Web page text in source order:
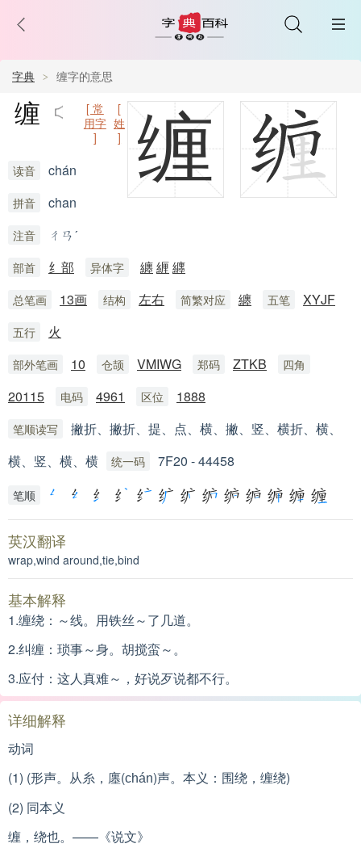
字典 缠字的意思
缠
缠
[ 常
用字
]
[
姓
]
读音 chán
拼音 chan
注音 ㄔㄢˊ
部首 纟部 异体字 纏緾纒
总笔画 13画 结构 左右 简繁对应 纏 五笔 XYJF
五行 火
部外笔画 10 仓颉 VMIWG 郑码 ZTKB 四角
20115 电码 4961 区位 1888
笔顺读写
撇折、撇折、提、点、横、撇、竖、横折、横、
横、竖、横、横
统一码 7F20 - 44458
笔顺
英汉翻译
wrap,wind around,tie,bind
基本解释
1.缠绕：～线。用铁丝～了几道。
2.纠缠：琐事～身。胡搅蛮～。
3.应付：这人真难～，好说歹说都不行。
详细解释
动词
(1) (形声。从糸，廛(chán)声。本义：围绕，缠绕)
(2) 同本义
缠，绕也。——《说文》